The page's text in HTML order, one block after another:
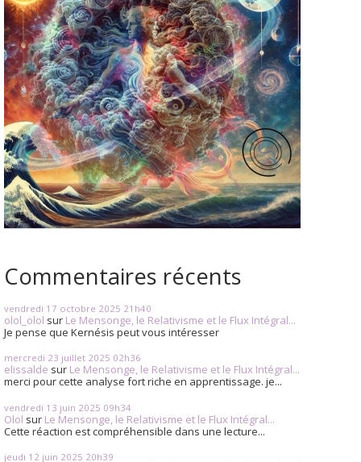
Commentaires récents
vendredi 17 octobre 2025 21h40
olol_olol sur Le Mensonge, le Relativisme et le Flux Intégral...
Je pense que Kernésis peut vous intéresser
mercredi 23 juillet 2025 02h36
elissalde sur Le Mensonge, le Relativisme et le Flux Intégral...
merci pour cette analyse fort riche en apprentissage. je...
vendredi 13 juin 2025 09h34
Olol sur Le Mensonge, le Relativisme et le Flux Intégral...
Cette réaction est compréhensible dans une lecture...
jeudi 12 juin 2025 20h39